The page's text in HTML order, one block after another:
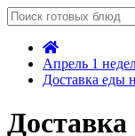
Апрель 1
Доставка еды